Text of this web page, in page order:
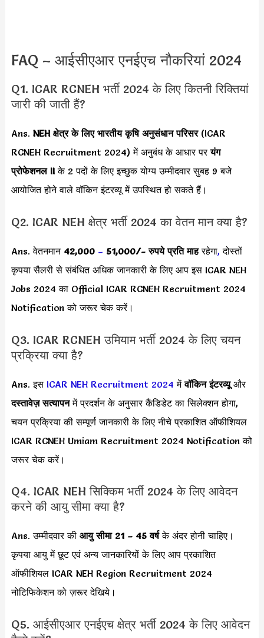
FAQ – आईसीएआर एनईएच नौकरियां 2024
Q1. ICAR RCNEH भर्ती 2024 के लिए कितनी रिक्तियां
जारी की जाती हैं?
Ans. NEHक्षेत्र के लिए भारतीय कृषि अनुसंधान परिसर(ICAR
RCNEH Recruitment 2024) में अनुबंध के आधार परयंग
प्रोफेशनल IIके 2 पदों के लिए इच्छुक योग्य उम्मीदवार सुबह 9 बजे
आयोजित होने वाले वॉकिन इंटरव्यू में उपस्थित हो सकते हैं।
Q2. ICAR NEH क्षेत्र भर्ती 2024 का वेतन मान क्या है?
Ans. वेतनमान 42,000 – 51,000/-रुपये प्रति माहरहेगा,दोस्तों
कृपया सैलरी से संबंधित अधिक जानकारी के लिए आप इस ICAR NEH
Jobs 2024 का Official ICAR RCNEH Recruitment 2024
Notification को जरूर चेक करें।
Q3. ICAR RCNEH उमियाम भर्ती 2024 के लिए चयन
प्रक्रिया क्या है?
Ans. इस ICAR NEH Recruitment 2024 मेंवॉकिन इंटरव्यूऔर
दस्तावेज़ सत्यापनमें प्रदर्शन के अनुसार कैंडिडेट का सिलेक्शन होगा,
चयन प्रक्रिया की सम्पूर्ण जानकारी के लिए नीचे प्रकाशित ऑफीशियल
ICAR RCNEH Umiam Recruitment 2024 Notification को
जरूर चेक करें।
Q4. ICAR NEH सिक्किम भर्ती 2024 के लिए आवेदन
करने की आयु सीमा क्या है?
Ans. उम्मीदवार की आयु सीमा 21 – 45 वर्षके अंदर होनी चाहिए।
कृपया आयु में छूट एवं अन्य जानकारियों के लिए आप प्रकाशित
ऑफीशियल ICAR NEH Region Recruitment 2024
नोटिफिकेशन को ज़रूर देखिये।
Q5. आईसीएआर एनईएच क्षेत्र भर्ती 2024 के लिए आवेदन